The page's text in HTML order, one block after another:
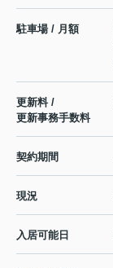
駐車場 / 月額
更新料 /
更新事務手数料
契約期間
現況
入居可能日